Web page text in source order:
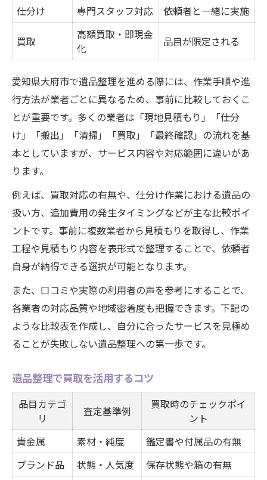
買取対応のある遺品整理業者比較表
遺品整理業者選びで確認すべき点
買取価格が高い遺品整理の見極め方
買取付き遺品整理で得する方法
初めてでも安心できる遺品整理の流れ
遺品整理作業の基本ステップ一覧
初めての遺品整理で知っておきたい流れ
安心して進める遺品整理の段取り
買取対応を含む遺品整理の流れ
遺品整理で大切な品を守るための工夫
遺品整理で守りたい大切な品リスト
買取と供養を両立する遺品整理の工夫
遺品整理で失いたくない品の取り扱い
大切な思い出を残す遺品整理の方法
遺品整理で安心できる保管術
納得の遺品整理を実現するコツと比較
納得できる遺品整理業者比較表
遺品整理の満足度を高めるコツ
買取対応で得する遺品整理の方法
遺品整理サービスの比較ポイント
納得の遺品整理に必要な条件とは
仕分け
専門スタッフ対応 依頼者と一緒に実施
買取
高額買取・即現金
化
品目が限定される
愛知県大府市で遺品整理を進める際には、作業手順や進
行方法が業者ごとに異なるため、事前に比較しておくこ
とが重要です。多くの業者は「現地見積もり」「仕分
け」「搬出」「清掃」「買取」「最終確認」の流れを基
本としていますが、サービス内容や対応範囲に違いがあ
ります。
例えば、買取対応の有無や、仕分け作業における遺品の
扱い方、追加費用の発生タイミングなどが主な比較ポイ
ントです。事前に複数業者から見積もりを取得し、作業
工程や見積もり内容を表形式で整理することで、依頼者
自身が納得できる選択が可能となります。
また、口コミや実際の利用者の声を参考にすることで、
各業者の対応品質や地域密着度も把握できます。下記の
ような比較表を作成し、自分に合ったサービスを見極め
ることが失敗しない遺品整理への第一歩です。
遺品整理で買取を活用するコツ
品目カテゴ
リ
査定基準例
買取時のチェックポイ
ント
貴金属
素材・純度
鑑定書や付属品の有無
ブランド品
状態・人気度 保存状態や箱の有無